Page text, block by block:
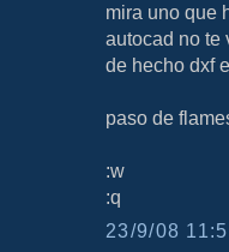
mira uno que
autocad no te
de hecho dxf
paso de
:w
:q
23/9/08